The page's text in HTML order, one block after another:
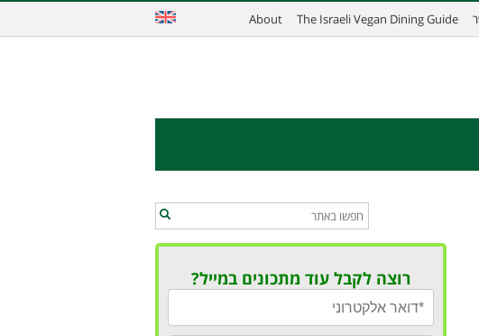
The Israeli Vegan Dining Guide
About
רוצה לקבל עוד מתכונים במייל?